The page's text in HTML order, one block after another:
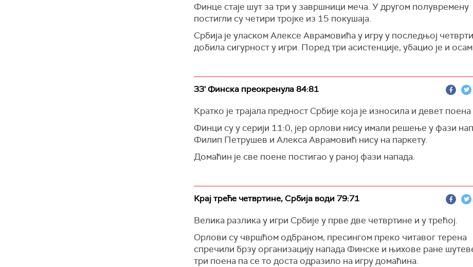
Финце стаје шут за три у завршници меча. У другом полувремену
постигли су четири тројке из 15 покушаја.
Србија је уласком Алексе Аврамовића у игру у последњој
добила сигурност у игри. Поред три асистенције, убацио је и
33' Финска преокренула 84:81
Кратко је трајала предност Србије која је износила и девет
Финци су у серији 11:0, јер орлови нису имали решење у фази
Филип Петрушев и Алекса Аврамовић нису на паркету.
Домаћин је све поене постигао у раној фази напада.
Крај треће четвртине, Србија води 79:71
Велика разлика у игри Србије у прве две четвртине и у трећој.
Орлови су чвршћом одбраном, пресингом преко читавог терена
спречили брзу организацију напада Финске и њихове ране
три поена па се то доста одразило на игру домаћина.